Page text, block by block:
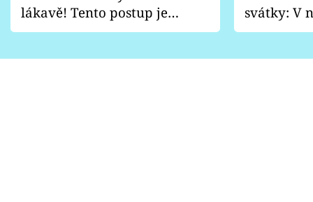
lákavě! Tento postup je
vhodný jen pro některé
svátky: V
pondělí